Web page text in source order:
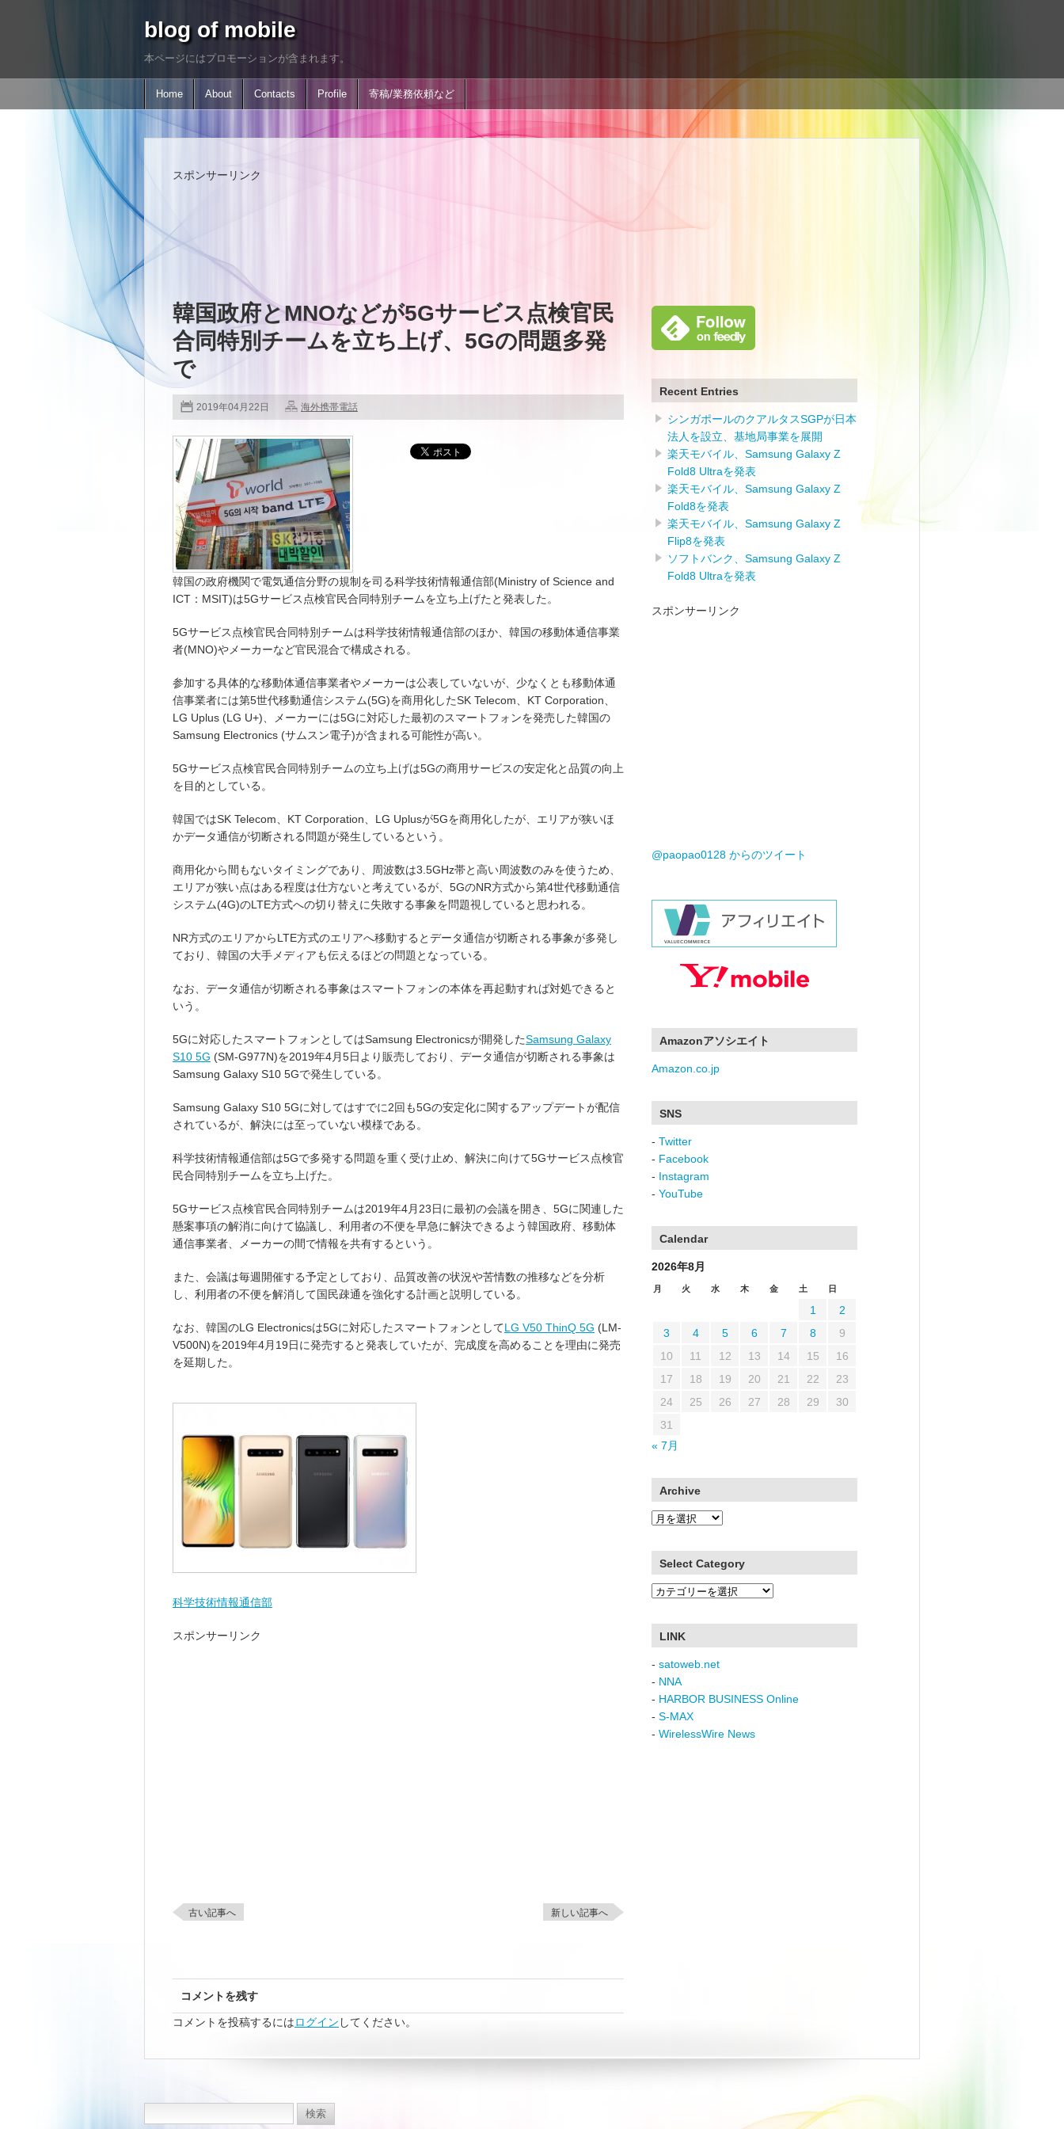
blog of mobile
本ページにはプロモーションが含まれます。
Home About Contacts Profile 寄稿/業務依頼など
スポンサーリンク
韓国政府とMNOなどが5Gサービス点検官民
合同特別チームを立ち上げ、5Gの問題多発
で
2019年04月22日 海外携帯電話
韓国の政府機関で電気通信分野の規制を司る科学技術情報通信部(Ministry of Science and
ICT：MSIT)は5Gサービス点検官民合同特別チームを立ち上げたと発表した。
5Gサービス点検官民合同特別チームは科学技術情報通信部のほか、韓国の移動体通信事業
者(MNO)やメーカーなど官民混合で構成される。
参加する具体的な移動体通信事業者やメーカーは公表していないが、少なくとも移動体通
信事業者には第5世代移動通信システム(5G)を商用化したSK Telecom、KT Corporation、
LG Uplus (LG U+)、メーカーには5Gに対応した最初のスマートフォンを発売した韓国の
Samsung Electronics (サムスン電子)が含まれる可能性が高い。
5Gサービス点検官民合同特別チームの立ち上げは5Gの商用サービスの安定化と品質の向上
を目的としている。
韓国ではSK Telecom、KT Corporation、LG Uplusが5Gを商用化したが、エリアが狭いほ
かデータ通信が切断される問題が発生しているという。
商用化から間もないタイミングであり、周波数は3.5GHz帯と高い周波数のみを使うため、
エリアが狭い点はある程度は仕方ないと考えているが、5GのNR方式から第4世代移動通信
システム(4G)のLTE方式への切り替えに失敗する事象を問題視していると思われる。
NR方式のエリアからLTE方式のエリアへ移動するとデータ通信が切断される事象が多発し
ており、韓国の大手メディアも伝えるほどの問題となっている。
なお、データ通信が切断される事象はスマートフォンの本体を再起動すれば対処できると
いう。
5Gに対応したスマートフォンとしてはSamsung Electronicsが開発したSamsung Galaxy
S10 5G (SM-G977N)を2019年4月5日より販売しており、データ通信が切断される事象は
Samsung Galaxy S10 5Gで発生している。
Samsung Galaxy S10 5Gに対してはすでに2回も5Gの安定化に関するアップデートが配信
されているが、解決には至っていない模様である。
科学技術情報通信部は5Gで多発する問題を重く受け止め、解決に向けて5Gサービス点検官
民合同特別チームを立ち上げた。
5Gサービス点検官民合同特別チームは2019年4月23日に最初の会議を開き、5Gに関連した
懸案事項の解消に向けて協議し、利用者の不便を早急に解決できるよう韓国政府、移動体
通信事業者、メーカーの間で情報を共有するという。
また、会議は毎週開催する予定としており、品質改善の状況や苦情数の推移などを分析
し、利用者の不便を解消して国民疎通を強化する計画と説明している。
なお、韓国のLG Electronicsは5Gに対応したスマートフォンとしてLG V50 ThinQ 5G (LM-
V500N)を2019年4月19日に発売すると発表していたが、完成度を高めることを理由に発売
を延期した。
科学技術情報通信部
スポンサーリンク
古い記事へ 新しい記事へ
コメントを残す
コメントを投稿するにはログイン してください。
Recent Entries
シンガポールのクアルタスSGPが日本
法人を設立、基地局事業を展開
楽天モバイル、Samsung Galaxy Z
Fold8 Ultraを発表
楽天モバイル、Samsung Galaxy Z
Fold8を発表
楽天モバイル、Samsung Galaxy Z
Flip8を発表
ソフトバンク、Samsung Galaxy Z
Fold8 Ultraを発表
スポンサーリンク
@paopao0128 からのツイート
Amazonアソシエイト
Amazon.co.jp
SNS
- Twitter
- Facebook
- Instagram
- YouTube
Calendar
2026年8月
月 火 水 木 金 土 日
1
2
3
4 5 6 7 8
9
10
11 12 13 14 15
16
17
18 19 20 21 22
23
24
25 26 27 28 29
30
31
« 7月
Archive
Archive
Select Category
Select
LINK
- satoweb.net
- NNA
- HARBOR BUSINESS Online
- S-MAX
- WirelessWire News